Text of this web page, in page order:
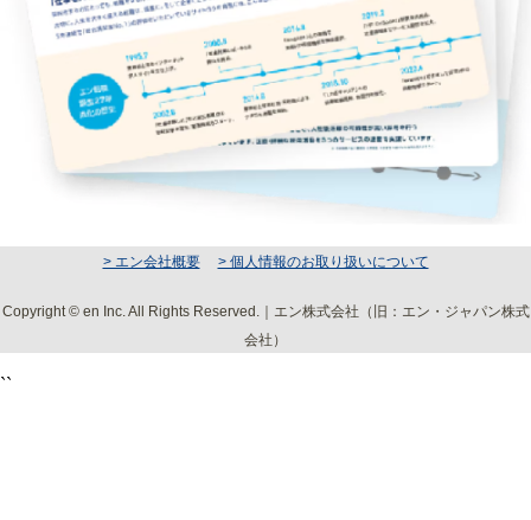
> エン会社概要 > 個人情報のお取り扱いについて
Copyright © en Inc. All Rights Reserved.｜エン株式会社（旧：エン・ジャパン株式
会社）
``